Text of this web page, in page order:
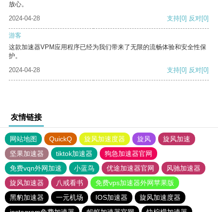
放心。
2024-04-28
支持[0] 反对[0]
游客
这款加速器VPM应用程序已经为我们带来了无限的流畅体验和安全性保
护。
2024-04-28
支持[0] 反对[0]
友情链接
网站地图 QuickQ 旋风加速度器 旋风
旋风加速
坚果加速器
tiktok加速器
狗急加速器官网
免费vqn外网加速
小蓝鸟 优途加速器官网
风驰加速器
旋风加速器
八戒看书
免费vps加速器外网苹果版
黑豹加速器
一元机场 IOS加速器
旋风加速度器